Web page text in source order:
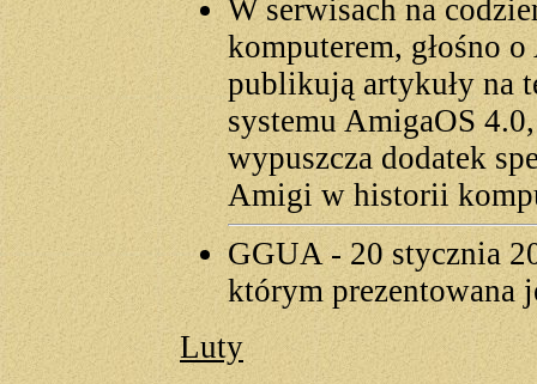
W serwisach na
komputerem, głośno
publikują artykuły na
systemu AmigaOS
wypuszcza dodatek
Amigi w historii
GGUA - 20 stycznia
którym prezentowana
Luty